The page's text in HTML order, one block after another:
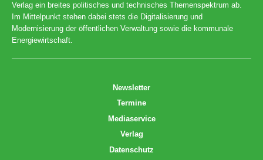
Verlag ein breites politisches und technisches Themenspektrum ab.
Im Mittelpunkt stehen dabei stets die Digitalisierung und
Modernisierung der öffentlichen Verwaltung sowie die kommunale
Energiewirtschaft.
Newsletter
Termine
Mediaservice
Verlag
Datenschutz